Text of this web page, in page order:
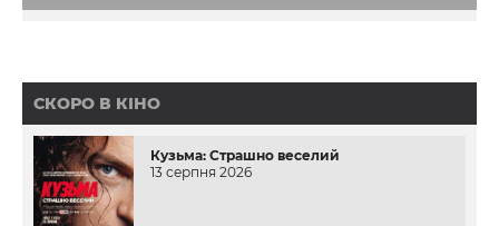
СКОРО В КІНО
Кузьма: Страшно веселий
13 серпня 2026